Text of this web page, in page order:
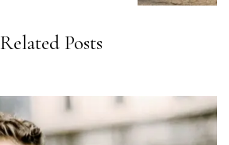
Related Posts